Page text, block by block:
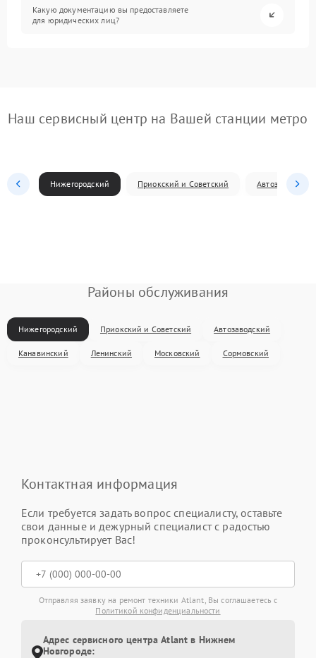
Какую документацию вы предоставляете
для юридических лиц?
Наш сервисный центр на Вашей станции метро
Нижегородский Приокский и Советский Автозаводский
Районы обслуживания
Нижегородский Приокский и Советский Автозаводский
Канавинский Ленинский Московский Сормовский
Контактная информация
Если требуется задать вопрос специалисту, оставьте
свои данные и дежурный специалист с радостью
проконсультирует Вас!
Отправляя заявку на ремонт техники Atlant, Вы соглашаетесь с
Политикой конфиденциальности
Адрес сервисного центра Atlant в Нижнем
Новгороде: